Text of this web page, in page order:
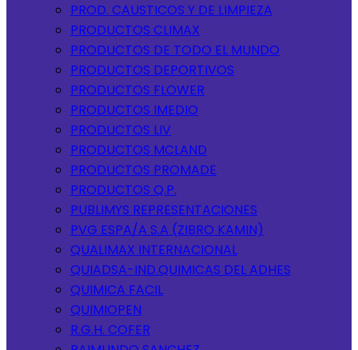
PROD. CAUSTICOS Y DE LIMPIEZA
PRODUCTOS CLIMAX
PRODUCTOS DE TODO EL MUNDO
PRODUCTOS DEPORTIVOS
PRODUCTOS FLOWER
PRODUCTOS IMEDIO
PRODUCTOS LIV
PRODUCTOS MCLAND
PRODUCTOS PROMADE
PRODUCTOS Q.P.
PUBLIMYS REPRESENTACIONES
PVG ESPA/A S.A (ZIBRO KAMIN)
QUALIMAX INTERNACIONAL
QUIADSA-IND.QUIMICAS DEL ADHES
QUIMICA FACIL
QUIMIOPEN
R.G.H. COFER